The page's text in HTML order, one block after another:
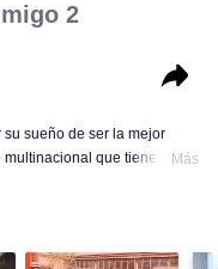
2
sueño de ser la mejor
que tiene el
dos desarrollan un dulce
Más